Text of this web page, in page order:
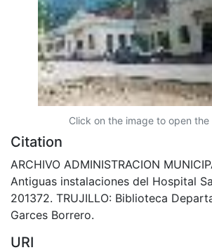
Click on the image to open the
Citation
ARCHIVO ADMINISTRACION
Antiguas instalaciones del Hospital
201372. TRUJILLO: Biblioteca
Garces Borrero.
URI